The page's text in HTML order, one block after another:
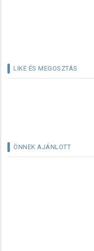
LIKE ÉS MEGOSZTÁS
ÖNNEK AJÁNLOTT